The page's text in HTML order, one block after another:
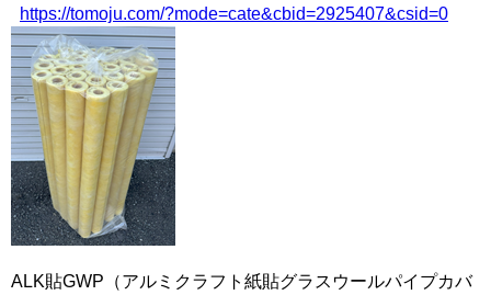
https://tomoju.com/?mode=cate&cbid=2925407&csid=0
ALK貼GWP（アルミクラフト紙貼グラスウールパイプカバ